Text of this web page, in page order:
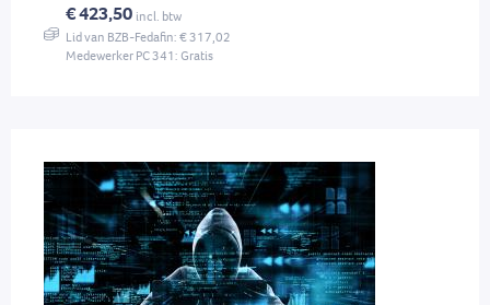
€ 423,50 incl. btw
Lid van BZB-Fedafin: € 317,02
Medewerker PC 341: Gratis